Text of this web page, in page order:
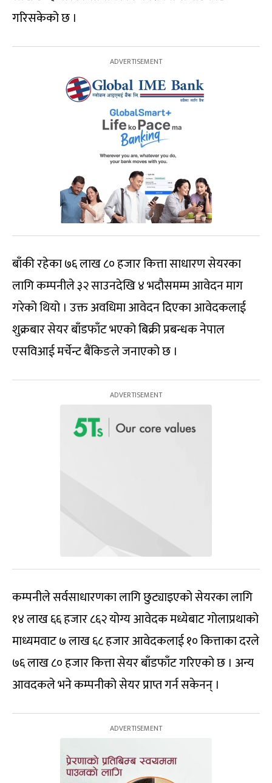
गरिसकेको छ ।
बाँकी रहेका ७६ लाख ८० हजार कित्ता साधारण सेयरका
लागि कम्पनीले ३२ साउनदेखि ४ भदौसमम्म आवेदन माग
गरेको थियो । उक्त अवधिमा आवेदन दिएका आवेदकलाई
शुक्रबार सेयर बाँडफाँट भएको बिक्री प्रबन्धक नेपाल
एसविआई मर्चेन्ट बैंकिङले जनाएको छ ।
कम्पनीले सर्वसाधारणका लागि छुट्याइएको सेयरका लागि
१४ लाख ६६ हजार ८६२ योग्य आवेदक मध्येबाट गोलाप्रथाको
माध्यमवाट ७ लाख ६८ हजार आवेदकलाई १० कित्ताका दरले
७६ लाख ८० हजार कित्ता सेयर बाँडफाँट गरिएको छ । अन्य
आवदकले भने कम्पनीको सेयर प्राप्त गर्न सकेनन् ।